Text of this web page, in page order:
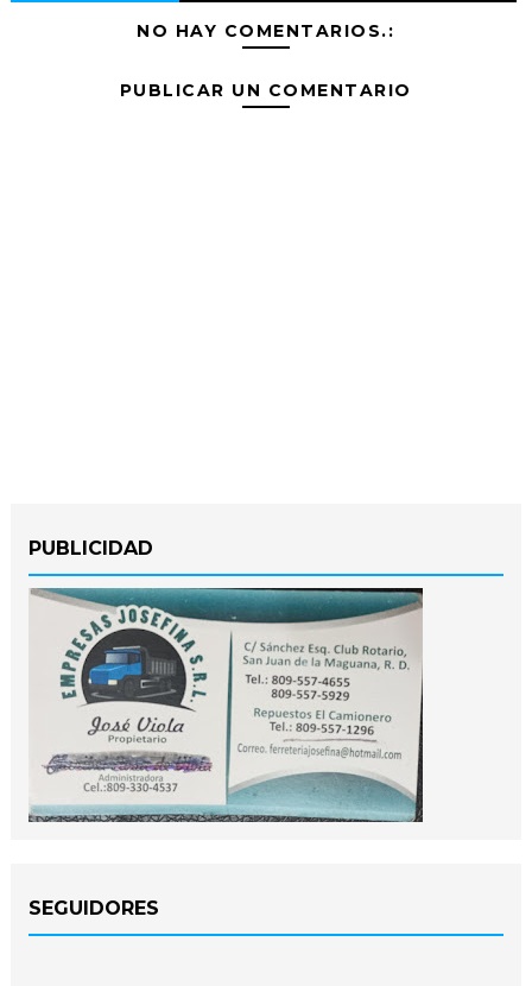
NO HAY COMENTARIOS.:
PUBLICAR UN COMENTARIO
PUBLICIDAD
SEGUIDORES